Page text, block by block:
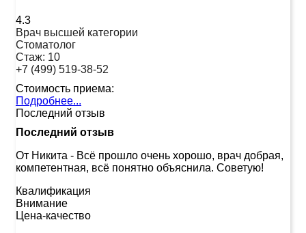
4.3
Врач высшей категории
Стоматолог
Стаж: 10
+7 (499) 519-38-52
Стоимость приема:
Подробнее...
Последний отзыв
Последний отзыв
От Никита - Всё прошло очень хорошо, врач добрая,
компетентная, всё понятно объяснила. Советую!
Квалификация
Внимание
Цена-качество